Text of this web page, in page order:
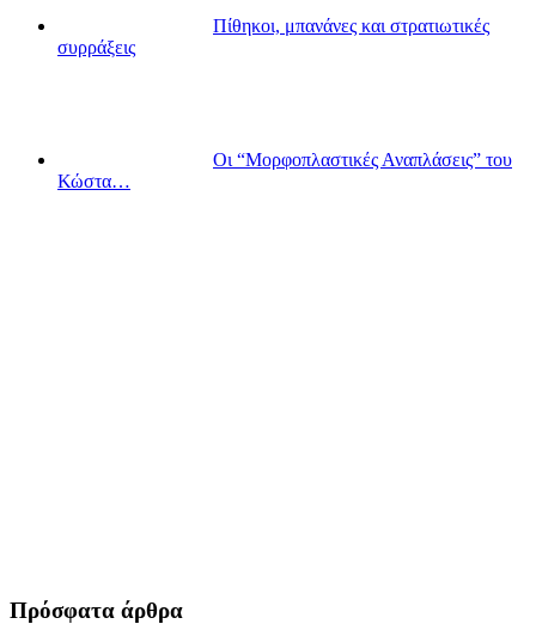
Πίθηκοι, μπανάνες και στρατιωτικές
συρράξεις
Οι “Μορφοπλαστικές Αναπλάσεις” του
Κώστα…
Πρόσφατα άρθρα